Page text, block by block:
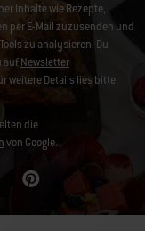
Inhalte wie Rezepte,
per E-Mail zuzusenden und
zu analysieren. Du
aufNewsletter
weitere Details lies bitte
die
von Google.